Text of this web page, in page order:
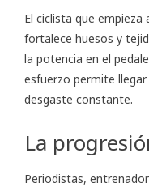
El ciclista que
fortalece huesos y
la potencia en el
esfuerzo permite
desgaste constante.
La
Periodistas,